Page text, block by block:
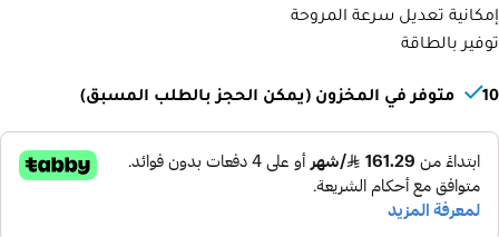
إمكانية تعديل سرعة المروحة
توفير بالطاقة
10 متوفر في المخزون (يمكن الحجز بالطلب المسبق)